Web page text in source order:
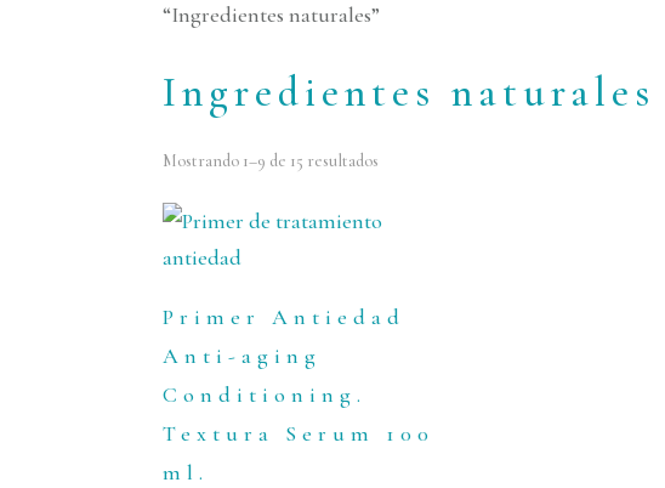
“Ingredientes naturales”
Ingredientes naturales
Mostrando 1–9 de 15 resultados
Primer Antiedad
Anti-aging
Conditioning.
Textura Serum 100
ml.